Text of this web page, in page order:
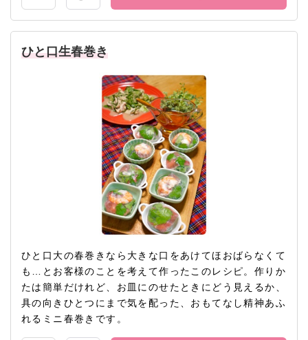
ひと口生春巻き
ひと口大の春巻きなら大きな口をあけてほおばらなくて
も…とお客様のことを考えて作ったこのレシピ。作りか
たは簡単だけれど、お皿にのせたときにどう見えるか、
具の向きひとつにまで気を配った、おもてなし精神あふ
れるミニ春巻きです。